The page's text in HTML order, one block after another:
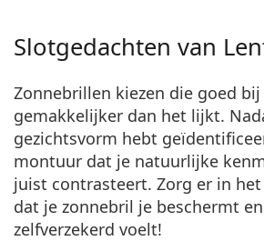
Slotgedachten van
Zonnebrillen kiezen die goed bij
gemakkelijker dan het lijkt.
gezichtsvorm hebt
montuur dat je natuurlijke
juist contrasteert. Zorg er in
dat je zonnebril je beschermt
zelfverzekerd voelt!